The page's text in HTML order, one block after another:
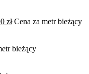
zł.
złAktualna
7,00 zł.
Cena za metr bieżący
bieżący